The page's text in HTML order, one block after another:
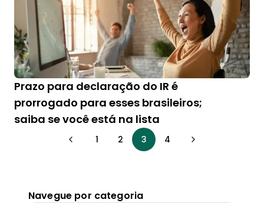
Prazo para declaração do IR é
prorrogado para esses brasileiros;
saiba se você está na lista
1 2 3 4
Navegue por categoria